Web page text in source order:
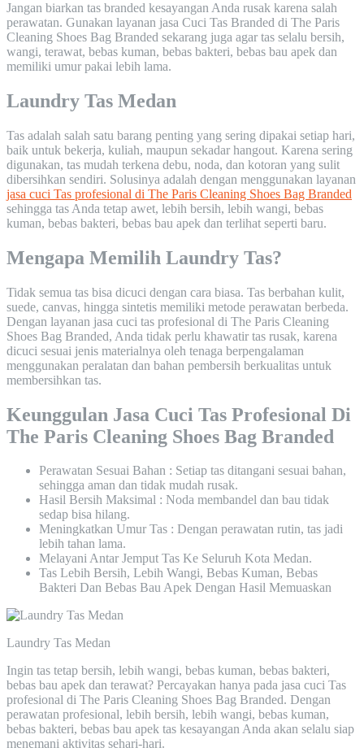
Jangan biarkan tas branded kesayangan Anda rusak karena salah
perawatan. Gunakan layanan jasa Cuci Tas Branded di The Paris
Cleaning Shoes Bag Branded sekarang juga agar tas selalu bersih,
wangi, terawat, bebas kuman, bebas bakteri, bebas bau apek dan
memiliki umur pakai lebih lama.
Laundry Tas Medan
Tas adalah salah satu barang penting yang sering dipakai setiap hari,
baik untuk bekerja, kuliah, maupun sekadar hangout. Karena sering
digunakan, tas mudah terkena debu, noda, dan kotoran yang sulit
dibersihkan sendiri. Solusinya adalah dengan menggunakan layanan
jasa cuci Tas profesional di The Paris Cleaning Shoes Bag Branded
sehingga tas Anda tetap awet, lebih bersih, lebih wangi, bebas
kuman, bebas bakteri, bebas bau apek dan terlihat seperti baru.
Mengapa Memilih Laundry Tas?
Tidak semua tas bisa dicuci dengan cara biasa. Tas berbahan kulit,
suede, canvas, hingga sintetis memiliki metode perawatan berbeda.
Dengan layanan jasa cuci tas profesional di The Paris Cleaning
Shoes Bag Branded, Anda tidak perlu khawatir tas rusak, karena
dicuci sesuai jenis materialnya oleh tenaga berpengalaman
menggunakan peralatan dan bahan pembersih berkualitas untuk
membersihkan tas.
Keunggulan Jasa Cuci Tas Profesional Di
The Paris Cleaning Shoes Bag Branded
Perawatan Sesuai Bahan : Setiap tas ditangani sesuai bahan,
sehingga aman dan tidak mudah rusak.
Hasil Bersih Maksimal : Noda membandel dan bau tidak
sedap bisa hilang.
Meningkatkan Umur Tas : Dengan perawatan rutin, tas jadi
lebih tahan lama.
Melayani Antar Jemput Tas Ke Seluruh Kota Medan.
Tas Lebih Bersih, Lebih Wangi, Bebas Kuman, Bebas
Bakteri Dan Bebas Bau Apek Dengan Hasil Memuaskan
Laundry Tas Medan
Ingin tas tetap bersih, lebih wangi, bebas kuman, bebas bakteri,
bebas bau apek dan terawat? Percayakan hanya pada jasa cuci Tas
profesional di The Paris Cleaning Shoes Bag Branded. Dengan
perawatan profesional, lebih bersih, lebih wangi, bebas kuman,
bebas bakteri, bebas bau apek tas kesayangan Anda akan selalu siap
menemani aktivitas sehari-hari.